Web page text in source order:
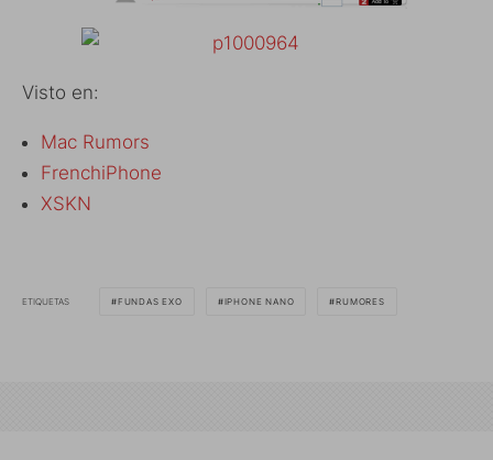
Visto en:
Mac Rumors
FrenchiPhone
XSKN
ETIQUETAS FUNDAS EXO IPHONE NANO RUMORES